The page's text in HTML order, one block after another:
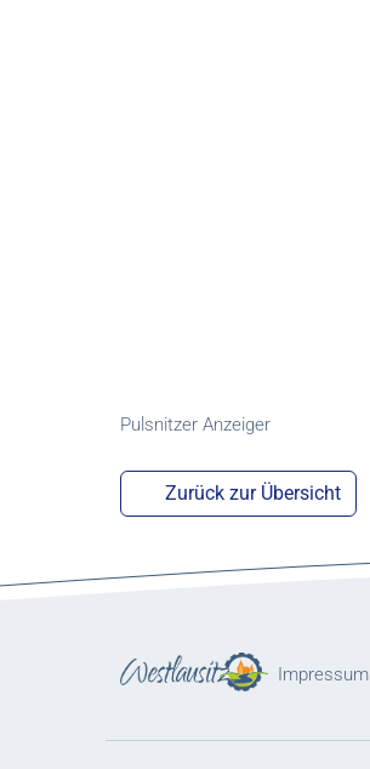
Pulsnitzer Anzeiger
Zurück zur Übersicht
Impressum